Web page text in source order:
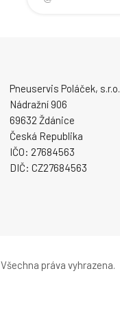
Pneuservis Poláček, s.r.o.
Nádražní 906
69632 Ždánice
Česká Republika
IČO: 27684563
DIČ: CZ27684563
Všechna práva vyhrazena.